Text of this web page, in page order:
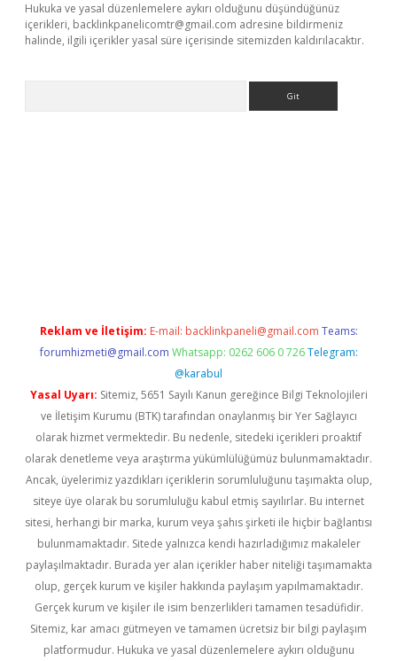
Hukuka ve yasal düzenlemelere aykırı olduğunu düşündüğünüz
içerikleri, backlinkpanelicomtr@gmail.com adresine bildirmeniz
halinde, ilgili içerikler yasal süre içerisinde sitemizden kaldırılacaktır.
Reklam ve İletişim: E-mail: backlinkpaneli@gmail.com Teams:
forumhizmeti@gmail.com Whatsapp: 0262 606 0 726 Telegram:
@karabul
Yasal Uyarı: Sitemiz, 5651 Sayılı Kanun gereğince Bilgi Teknolojileri
ve İletişim Kurumu (BTK) tarafından onaylanmış bir Yer Sağlayıcı
olarak hizmet vermektedir. Bu nedenle, sitedeki içerikleri proaktif
olarak denetleme veya araştırma yükümlülüğümüz bulunmamaktadır.
Ancak, üyelerimiz yazdıkları içeriklerin sorumluluğunu taşımakta olup,
siteye üye olarak bu sorumluluğu kabul etmiş sayılırlar. Bu internet
sitesi, herhangi bir marka, kurum veya şahıs şirketi ile hiçbir bağlantısı
bulunmamaktadır. Sitede yalnızca kendi hazırladığımız makaleler
paylaşılmaktadır. Burada yer alan içerikler haber niteliği taşımamakta
olup, gerçek kurum ve kişiler hakkında paylaşım yapılmamaktadır.
Gerçek kurum ve kişiler ile isim benzerlikleri tamamen tesadüfidir.
Sitemiz, kar amacı gütmeyen ve tamamen ücretsiz bir bilgi paylaşım
platformudur. Hukuka ve yasal düzenlemelere aykırı olduğunu